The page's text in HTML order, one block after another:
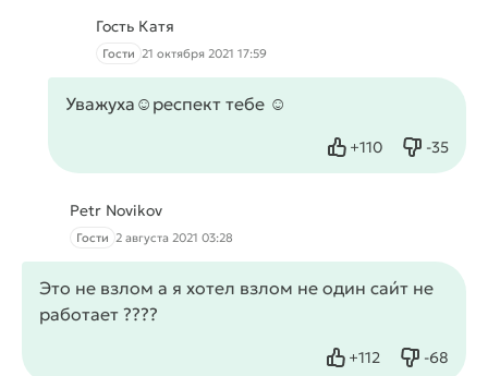
Гость Катя
Гости 21 октября 2021 17:59
Уважуха☺️респект тебе ☺️
+110
Нравится -35
Не
Petr Novikov
Гости 2 августа 2021 03:28
Это не взлом а я хотел взлом не один саи́т не
работает ????
+112
Нравится -68
Не